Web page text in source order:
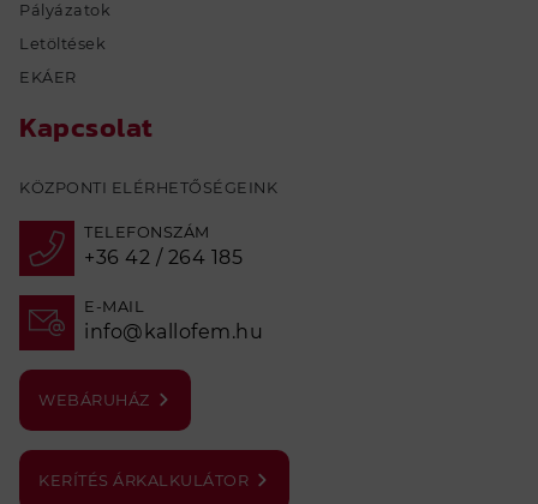
Pályázatok
Letöltések
EKÁER
Kapcsolat
KÖZPONTI ELÉRHETŐSÉGEINK
TELEFONSZÁM
+36 42 / 264 185
E-MAIL
info@kallofem.hu
WEBÁRUHÁZ
KERÍTÉS ÁRKALKULÁTOR